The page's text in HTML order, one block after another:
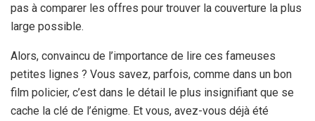
pas à comparer les offres pour trouver la couverture la plus
large possible.
Alors, convaincu de l’importance de lire ces fameuses
petites lignes ? Vous savez, parfois, comme dans un bon
film policier, c’est dans le détail le plus insignifiant que se
cache la clé de l’énigme. Et vous, avez-vous déjà été